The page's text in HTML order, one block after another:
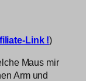
Link !)
Maus mir
Arm und